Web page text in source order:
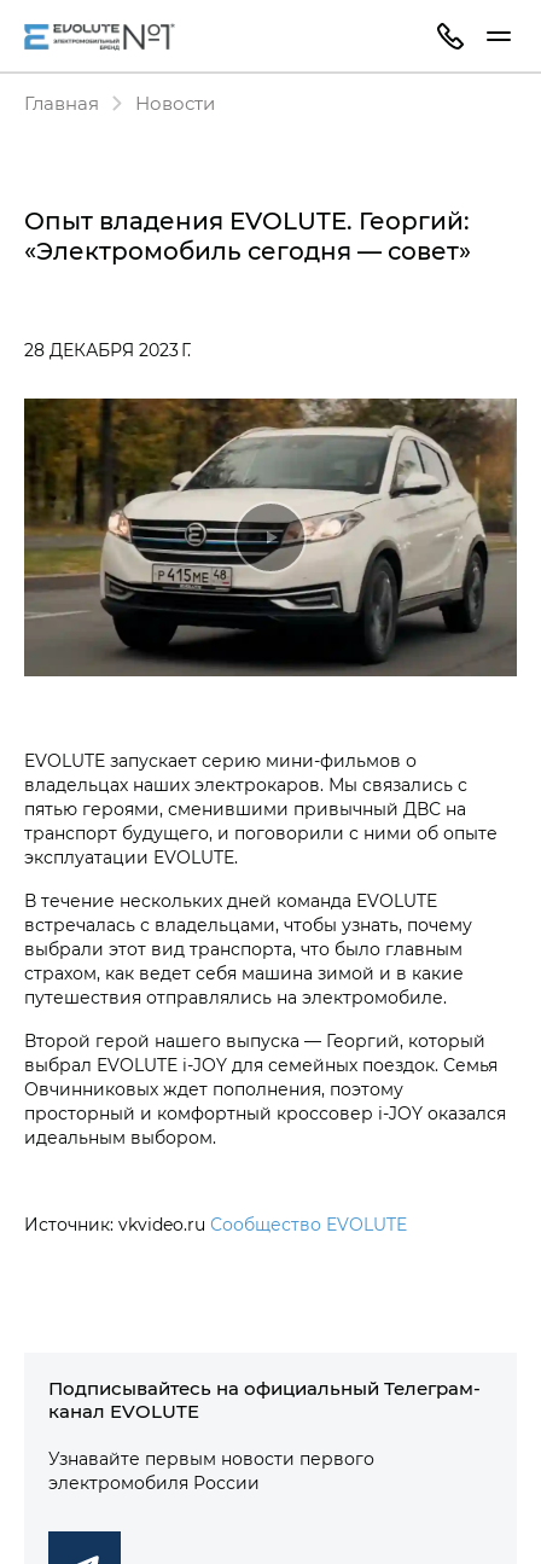
Главная Новости
Опыт владения EVOLUTE. Георгий:
«Электромобиль сегодня — совет»
28 ДЕКАБРЯ 2023 Г.
EVOLUTE запускает серию мини-фильмов о
владельцах наших электрокаров. Мы связались с
пятью героями, сменившими привычный ДВС на
транспорт будущего, и поговорили с ними об опыте
эксплуатации EVOLUTE.
В течение нескольких дней команда EVOLUTE
встречалась с владельцами, чтобы узнать, почему
выбрали этот вид транспорта, что было главным
страхом, как ведет себя машина зимой и в какие
путешествия отправлялись на электромобиле.
Второй герой нашего выпуска — Георгий, который
выбрал EVOLUTE i‑JOY для семейных поездок. Семья
Овчинниковых ждет пополнения, поэтому
просторный и комфортный кроссовер i‑JOY оказался
идеальным выбором.
Источник: vkvideo.ru Сообщество EVOLUTE
Подписывайтесь на официальный Телеграм-
канал EVOLUTE
Узнавайте первым новости первого
электромобиля России